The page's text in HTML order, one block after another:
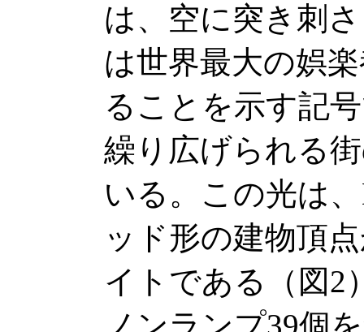
は、空に突き刺
は世界最大の娯
ることを示す記
繰り広げられる
いる。この光は
ッド形の建物頂
イトである（図2